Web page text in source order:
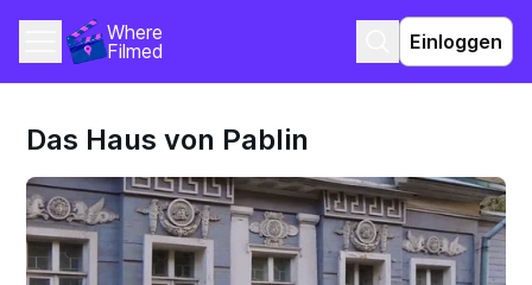
Where
Filmed
Einloggen
Das Haus von Pablin